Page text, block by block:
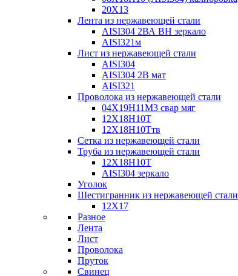
20Х13
Лента из нержавеющей стали
AISI304 2ВА ВН зеркало
AISI321м
Лист из нержавеющей стали
AISI304
AISI304 2В мат
AISI321
Проволока из нержавеющей стали
04Х19Н11М3 свар мяг
12Х18Н10Т
12Х18Н10Ттв
Сетка из нержавеющей стали
Труба из нержавеющей стали
12Х18Н10Т
AISI304 зеркало
Уголок
Шестигранник из нержавеющей стали
12Х17
Разное
Лента
Лист
Проволока
Пруток
Свинец